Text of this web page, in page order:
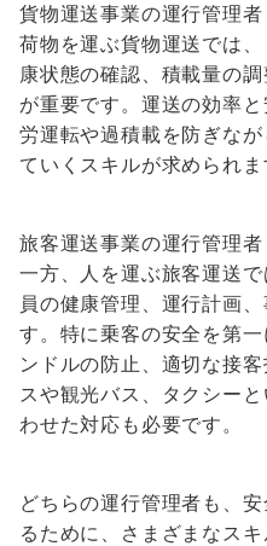
貨物運送事業の運行管理者
荷物を運ぶ貨物運送では
康状態の確認、積載量の
が重要です。運送の効率
労運転や過積載を防ぎな
ていくスキルが求められま
旅客運送事業の運行管理者
一方、人を運ぶ旅客運送
員の健康管理、運行計画
す。特に乗客の安全を第
ンドルの防止、適切な接
スや観光バス、タクシー
わせた対応も必要です。
どちらの運行管理者も、
るために、さまざまなス